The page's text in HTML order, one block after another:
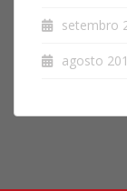
setembro
agosto